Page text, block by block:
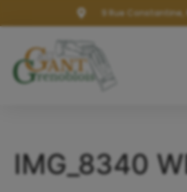
9 Rue Constantine,
IMG_8340